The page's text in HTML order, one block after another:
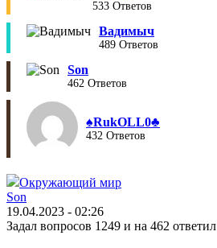
533 Ответов
Вадимыч
489 Ответов
Son
462 Ответов
♠︎RukOLL0♣︎
432 Ответов
Окружающий мир
Son
19.04.2023 - 02:26
Задал вопросов 1249 и на 462 ответил